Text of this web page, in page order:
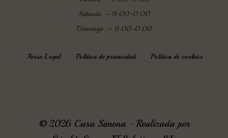
Sábado – 9:00-0:00
Domingo – 9:00-0:00
Aviso Legal Política de privacidad Política de cookies
© 2026 Casa Simona - Realizada por